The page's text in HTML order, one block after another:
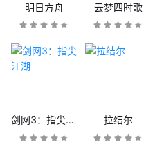
明日方舟 云梦四时歌
剑网3：指尖江湖 拉结尔